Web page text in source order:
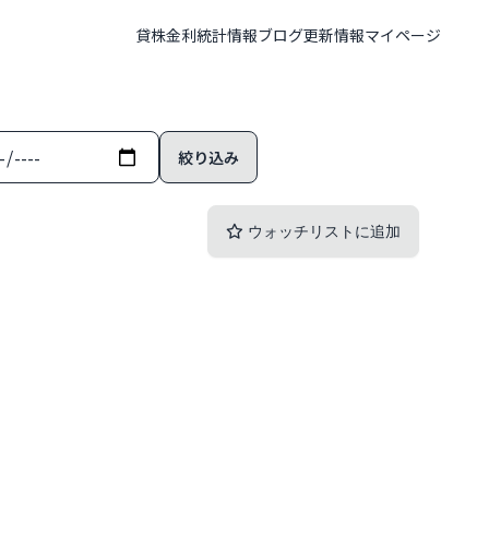
貸株金利統計情報ブログ更新情報マイページ
ウォッチリストに追加